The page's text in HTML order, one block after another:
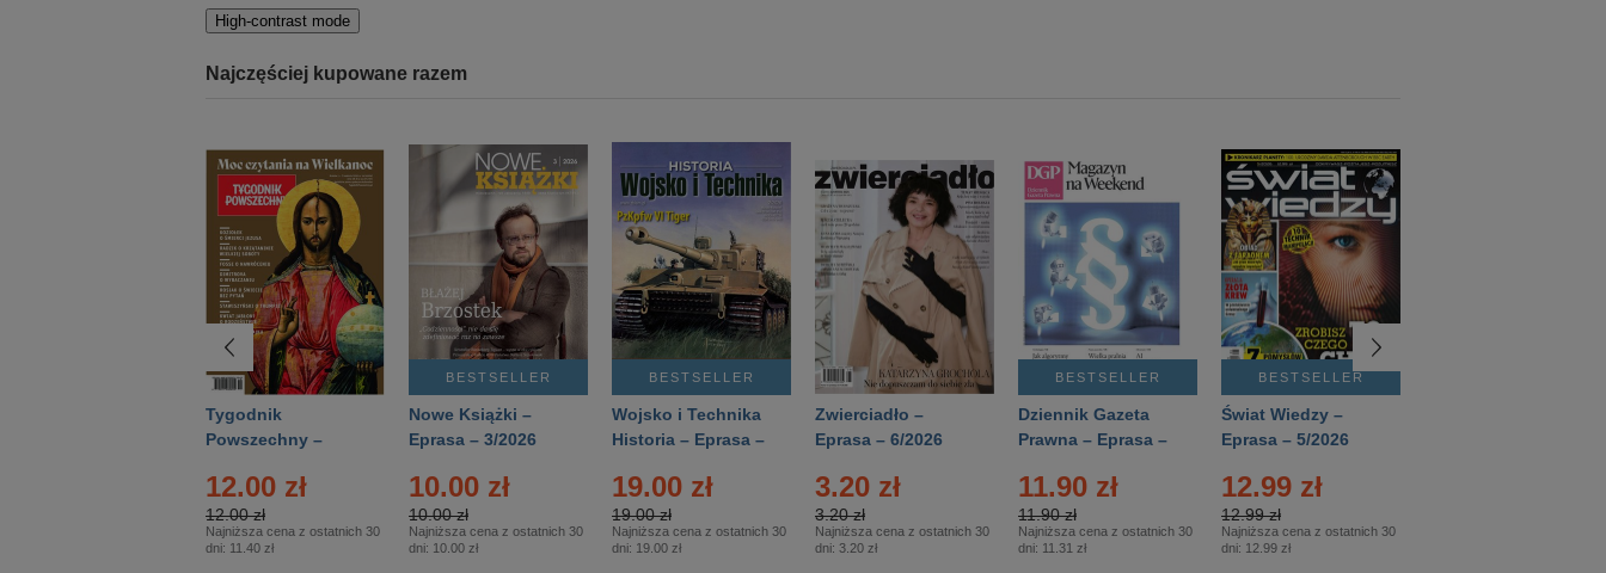
High-contrast mode
Najczęściej kupowane razem
Tygodnik
Powszechny –
12.00 zł
12.00 zł
Najniższa cena z ostatnich 30
dni: 11.40 zł
BESTSELLER
Nowe Książki –
Eprasa – 3/2026
10.00 zł
10.00 zł
Najniższa cena z ostatnich 30
dni: 10.00 zł
BESTSELLER
Wojsko i Technika
Historia – Eprasa –
19.00 zł
19.00 zł
Najniższa cena z ostatnich 30
dni: 19.00 zł
Zwierciadło –
Eprasa – 6/2026
3.20 zł
3.20 zł
Najniższa cena z ostatnich 30
dni: 3.20 zł
BESTSELLER
Dziennik Gazeta
Prawna – Eprasa –
11.90 zł
11.90 zł
Najniższa cena z ostatnich 30
dni: 11.31 zł
BESTSELLER
Świat Wiedzy –
Eprasa – 5/2026
12.99 zł
12.99 zł
Najniższa cena z ostatnich 30
dni: 12.99 zł